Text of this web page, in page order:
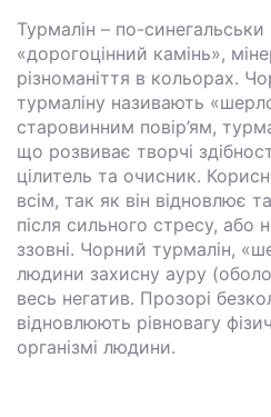
Турмалін – по-
«дорогоцінний камінь»,
різноманіття в кольорах.
турмаліну називають
старовинним повір’ям,
що розвиває творчі
цілитель та очисник.
всім, так як він відновлює
після сильного стресу, або
ззовні. Чорний турмалін,
людини захисну ауру
весь негатив. Прозорі
відновлюють рівновагу
організмі людини.